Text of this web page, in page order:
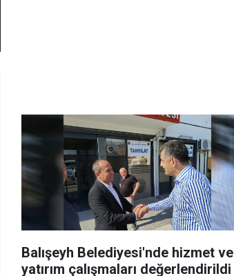
Balışeyh Belediyesi'nde hizmet ve
yatırım çalışmaları değerlendirildi